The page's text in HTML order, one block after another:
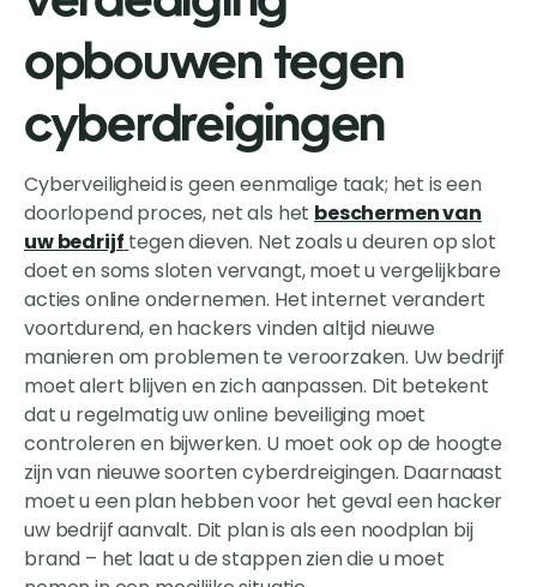
opbouwen tegen
cyberdreigingen
Cyberveiligheid is geen eenmalige taak; het is een
doorlopend proces, net als het beschermen van
uw bedrijf tegen dieven. Net zoals u deuren op slot
doet en soms sloten vervangt, moet u vergelijkbare
acties online ondernemen. Het internet verandert
voortdurend, en hackers vinden altijd nieuwe
manieren om problemen te veroorzaken. Uw bedrijf
moet alert blijven en zich aanpassen. Dit betekent
dat u regelmatig uw online beveiliging moet
controleren en bijwerken. U moet ook op de hoogte
zijn van nieuwe soorten cyberdreigingen. Daarnaast
moet u een plan hebben voor het geval een hacker
uw bedrijf aanvalt. Dit plan is als een noodplan bij
brand – het laat u de stappen zien die u moet